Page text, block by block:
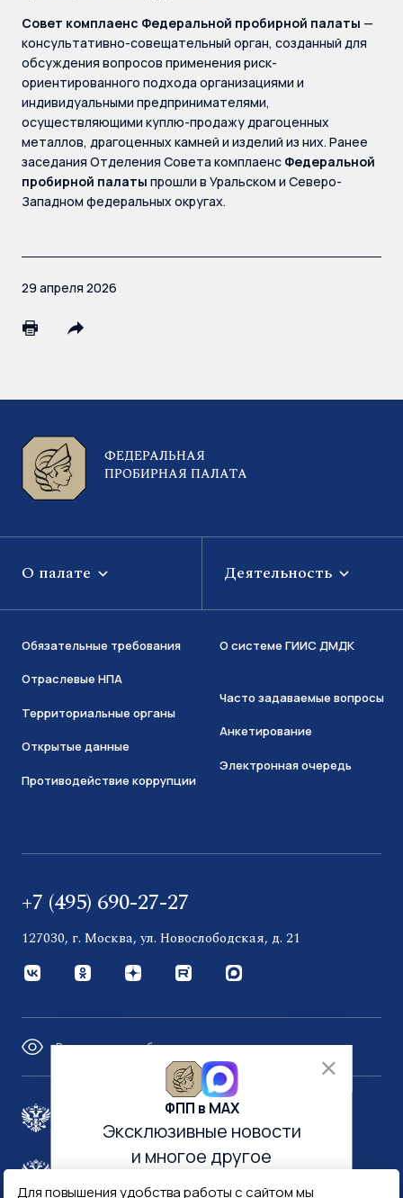
Для повышения удобства работы с сайтом мы
Совет комплаенс Федеральной пробирной палаты —
консультативно-совещательный орган, созданный для
обсуждения вопросов применения риск-
ориентированного подхода организациями и
индивидуальными предпринимателями,
осуществляющими куплю-продажу драгоценных
металлов, драгоценных камней и изделий из них. Ранее
заседания Отделения Совета комплаенс Федеральной
пробирной палаты прошли в Уральском и Северо-
Западном федеральных округах.
29 апреля 2026
ФЕДЕРАЛЬНАЯ
ПРОБИРНАЯ ПАЛАТА
О палате Деятельность
Обязательные требования
Отраслевые НПА
Территориальные органы
Открытые данные
Противодействие коррупции
О системе ГИИС ДМДК
Часто задаваемые вопросы
Анкетирование
Электронная очередь
+7 (495) 690-27-27
127030, г. Москва, ул. Новослободская, д. 21
Версия для слабовидящих
Правительство России
ФПП в МАХ
Эксклюзивные новости
и многое другое